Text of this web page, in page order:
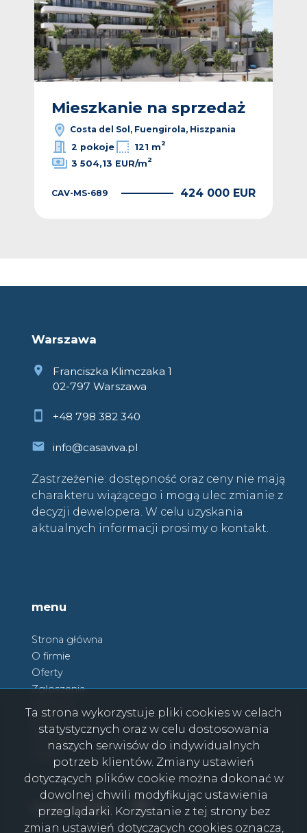
Mieszkanie na sprzedaż
Costa del Sol, Fuengirola, Hiszpania
2 pokoje
121 m2
3 504,13 EUR/m2
CAV-MS-689 424 000 EUR
Warszawa
Franciszka Klimczaka 1
02-797 Warszawa
+48 798 382 340
info@casaviva.pl
Zastrzeżenie: dostępność oraz ceny nie mają
charakteru wiążącego i mogą ulec zmianie z
decyzji dewelopera. W celu uzyskania
aktualnych informacji prosimy o kontakt.
menu
Strona główna
O firmie
Oferty
Zgłoszenia
Kontakt
social media Facebook
Facebook
Ta strona wykorzystuje pliki cookies w celach
statystycznych oraz w celu dostosowania
naszych serwisów do indywidualnych
potrzeb klientów. Zmiany ustawień
dotyczących plików cookie można dokonać w
dowolnej chwili modyfikując ustawienia
przeglądarki. Korzystanie z tej strony bez
zmian ustawień dotyczących cookies oznacza,